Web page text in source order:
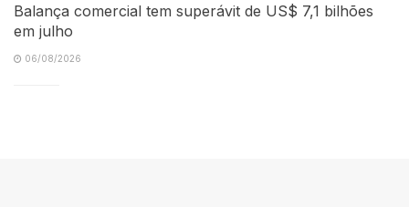
Balança comercial tem superávit de US$ 7,1 bilhões
em julho
06/08/2026